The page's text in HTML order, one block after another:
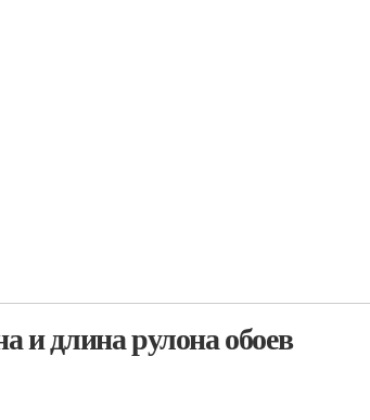
и длина рулона обоев